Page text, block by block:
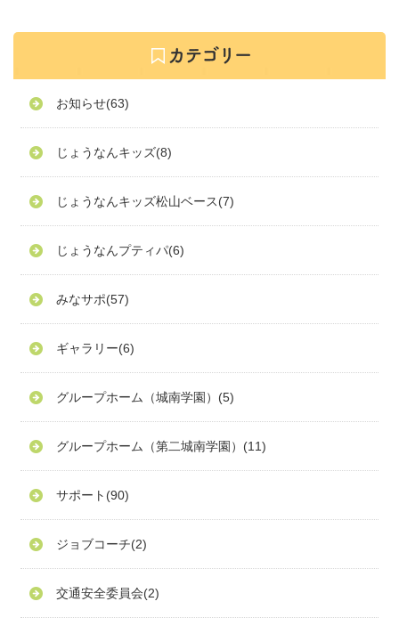
お知らせ(63)
じょうなんキッズ(8)
じょうなんキッズ松山ベース(7)
じょうなんプティパ(6)
みなサポ(57)
ギャラリー(6)
グループホーム（城南学園） (5)
グループホーム（第二城南学園） (11)
サポート (90)
ジョブコーチ(2)
交通安全委員会(2)